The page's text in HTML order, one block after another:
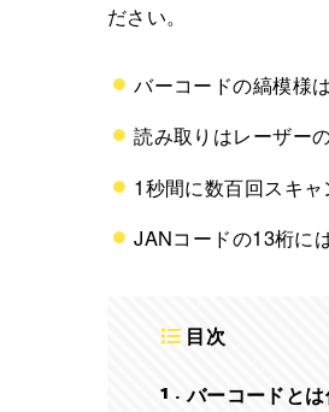
ださい。
バーコードの縞模様
読み取りはレーザー
1秒間に数百回スキ
JANコードの13桁に
目次
1
バーコードと